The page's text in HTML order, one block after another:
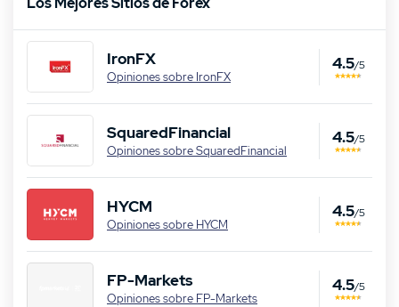
IronFX
Opiniones sobre IronFX
4.5/5
SquaredFinancial
Opiniones sobre SquaredFinancial
4.5/5
HYCM
Opiniones sobre HYCM
4.5/5
FP-Markets
Opiniones sobre FP-Markets
4.5/5